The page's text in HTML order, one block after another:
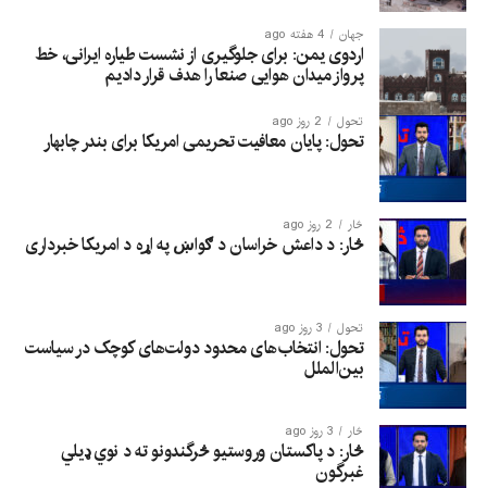
جهان 4 هفته ago
اردوی یمن: برای جلوگیری از نشست طیاره ایرانی، خط
پرواز میدان هوایی صنعا را هدف قرار دادیم
تحول 2 روز ago
تحول: پایان معافیت تحریمی امریکا برای بندر چابهار
څار 2 روز ago
څار: د داعش خراسان د ګواښ په اړه د امریکا خبرداری
تحول 3 روز ago
تحول: انتخاب‌های محدود دولت‌های کوچک در سیاست
بین‌الملل
څار 3 روز ago
څار: د پاکستان وروستیو څرگندونو ته د نوي ډیلي
غبرگون